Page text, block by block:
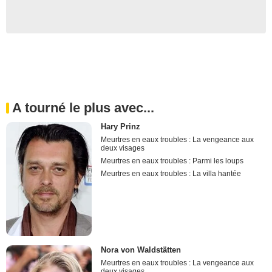
A tourné le plus avec...
Hary Prinz
Meurtres en eaux troubles : La vengeance aux
deux visages
Meurtres en eaux troubles : Parmi les loups
Meurtres en eaux troubles : La villa hantée
Nora von Waldstätten
Meurtres en eaux troubles : La vengeance aux